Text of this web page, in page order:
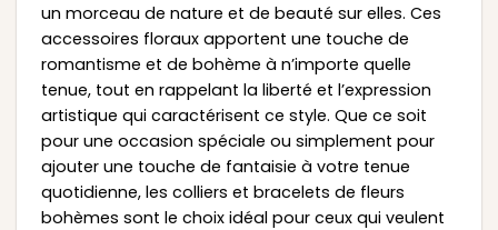
un morceau de nature et de beauté sur elles. Ces
accessoires floraux apportent une touche de
romantisme et de bohème à n’importe quelle
tenue, tout en rappelant la liberté et l’expression
artistique qui caractérisent ce style. Que ce soit
pour une occasion spéciale ou simplement pour
ajouter une touche de fantaisie à votre tenue
quotidienne, les colliers et bracelets de fleurs
bohèmes sont le choix idéal pour ceux qui veulent